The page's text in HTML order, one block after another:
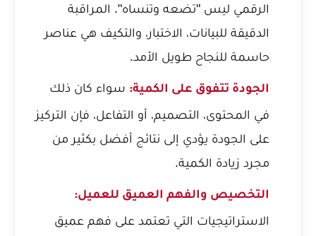
الرقمي ليس "تضعه وتنساه". المراقبة
الدقيقة للبيانات، الاختبار، والتكيف هي عناصر
حاسمة للنجاح طويل الأمد.
الجودة تتفوق على الكمية: سواء كان ذلك
في المحتوى، التصميم، أو التفاعل، فإن التركيز
على الجودة يؤدي إلى نتائج أفضل بكثير من
مجرد زيادة الكمية.
التخصيص والفهم العميق للعميل:
الاستراتيجيات التي تعتمد على فهم عميق